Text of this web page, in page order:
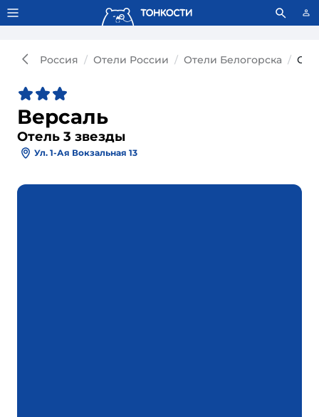
Тонкости используют сookie-файлы. Что это значит?
Россия Отели России Отели Белогорска
Версаль
Отель 3 звезды
Ул. 1-Ая Вокзальная 13